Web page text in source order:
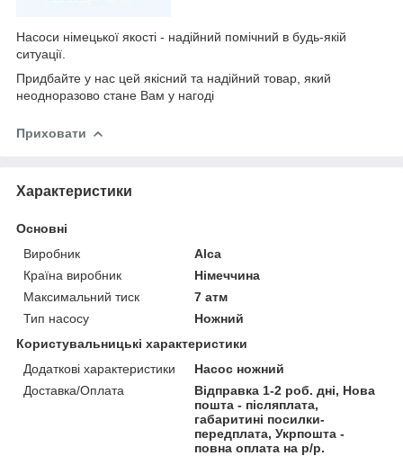
Насоси німецької якості - надійний помічний в будь-якій
ситуації.
Придбайте у нас цей якісний та надійний товар, який
неодноразово стане Вам у нагоді
Приховати
Характеристики
Основні
Виробник
Alca
Країна виробник
Німеччина
Максимальний тиск
7 атм
Тип насосу
Ножний
Користувальницькі характеристики
Додаткові характеристики
Насос ножний
Доставка/Оплата
Відправка 1-2 роб. дні, Нова
пошта - післяплата,
габаритині посилки-
передплата, Укрпошта -
повна оплата на р/р.